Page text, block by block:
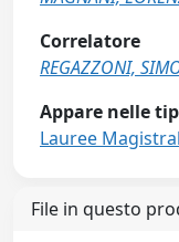
Correlatore
REGAZZONI,
Appare nelle
Lauree
File in questo